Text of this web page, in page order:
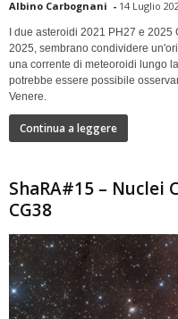
Albino Carbognani - 14 Luglio
I due asteroidi 2021 PH27 e 2025
2025, sembrano condividere
una corrente di meteoroidi lungo
potrebbe essere possibile
Venere.
Continua a leggere
ShaRA#15 – Nuclei
CG38